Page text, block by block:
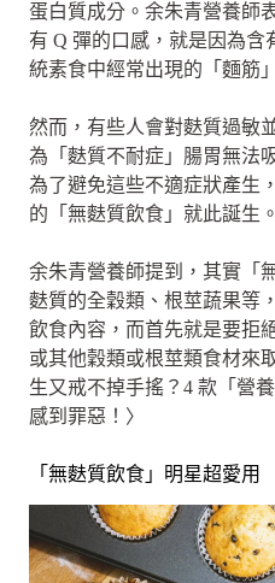
蛋白質成分。余朱青營養師
有 Q 彈的口感，就是因為
統素食中經常出現的「麵筋
然而，有些人會對麩質過敏
為「麩質不耐症」腸胃無法
為了避免這些不適症狀產生
的「無麩質飲食」就此誕生。
余朱青營養師提到，其實「
麩質的全穀類、根莖蔬果等
飲食內容，而首先就是要拒
或其他穀類或根莖類食材來
生又戒不掉手搖？4 款「營
感到罪惡！〉
「無麩質飲食」明星超愛